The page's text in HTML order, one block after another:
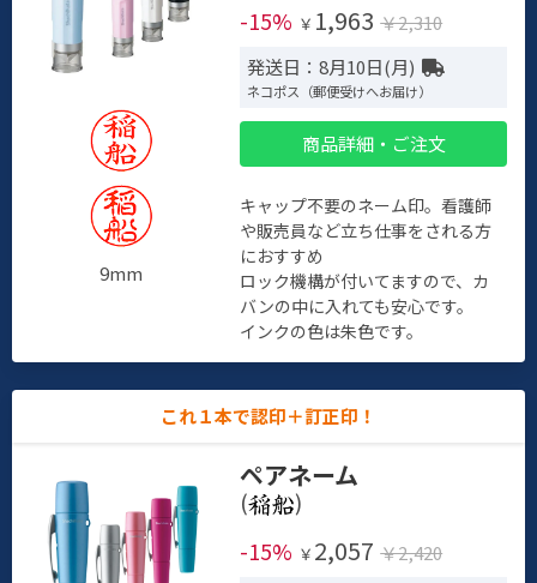
9mm
-15% ￥ 1,963 ￥2,310
発送日：8月10日(月)
ネコポス（郵便受けへお届け）
商品詳細・ご注文
キャップ不要のネーム印。看護師
や販売員など立ち仕事をされる方
におすすめ
ロック機構が付いてますので、カ
バンの中に入れても安心です。
インクの色は朱色です。
これ１本で認印＋訂正印！
ペアネーム
(
)
-15% ￥ 2,057 ￥2,420